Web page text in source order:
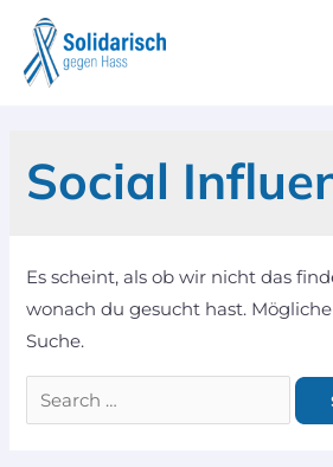
Social
Es scheint, als ob wir nicht das
wonach du gesucht hast.
Suche.